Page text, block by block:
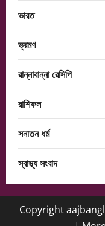
ভারত
ভ্রমণ
রান্নাবান্না রেসিপি
রাশিফল
সনাতন ধর্ম
স্বাস্থ্য সংবাদ
Copyright